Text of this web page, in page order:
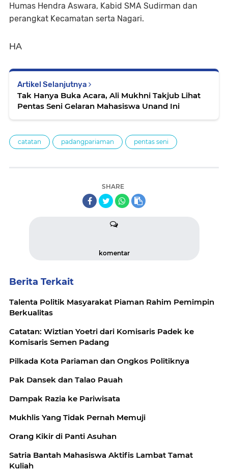
Humas Hendra Aswara, Kabid SMA Sudirman dan
perangkat Kecamatan serta Nagari.
HA
Artikel Selanjutnya
Tak Hanya Buka Acara, Ali Mukhni Takjub Lihat
Pentas Seni Gelaran Mahasiswa Unand Ini
catatan padangpariaman pentas seni
SHARE
komentar
Berita Terkait
Talenta Politik Masyarakat Piaman Rahim Pemimpin
Berkualitas
Catatan: Wiztian Yoetri dari Komisaris Padek ke
Komisaris Semen Padang
Pilkada Kota Pariaman dan Ongkos Politiknya
Pak Dansek dan Talao Pauah
Dampak Razia ke Pariwisata
Mukhlis Yang Tidak Pernah Memuji
Orang Kikir di Panti Asuhan
Satria Bantah Mahasiswa Aktifis Lambat Tamat
Kuliah